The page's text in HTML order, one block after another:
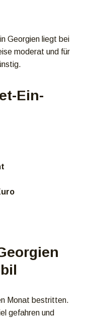
Georgien liegt bei
moderat und für
Ein-
Monat bestritten.
gefahren und